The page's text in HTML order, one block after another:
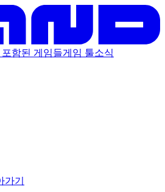
포함된 게임들게임 툴소식
가기